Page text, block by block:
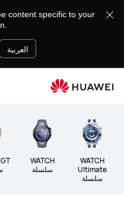
القابلة
content specific to your
العربية
WATCH
Ultimate
سلسلة
WATCH
سلسلة